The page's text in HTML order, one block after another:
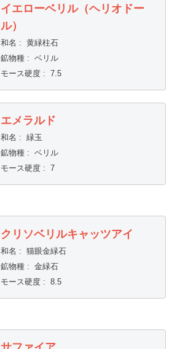
イエローベリル（ヘリオドー
ル）
和名 : 黄緑柱石
鉱物種: ベリル
モース硬度: 7.5
エメラルド
和名 : 緑玉
鉱物種: ベリル
モース硬度: 7
クリソベリルキャッツアイ
和名 : 猫眼金緑石
鉱物種: 金緑石
モース硬度: 8.5